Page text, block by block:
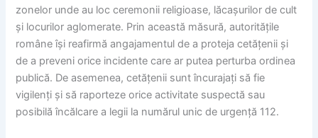
zonelor unde au loc ceremonii religioase, lăcașurilor de cult
și locurilor aglomerate. Prin această măsură, autoritățile
române își reafirmă angajamentul de a proteja cetățenii și
de a preveni orice incidente care ar putea perturba ordinea
publică. De asemenea, cetățenii sunt încurajați să fie
vigilenți și să raporteze orice activitate suspectă sau
posibilă încălcare a legii la numărul unic de urgență 112.